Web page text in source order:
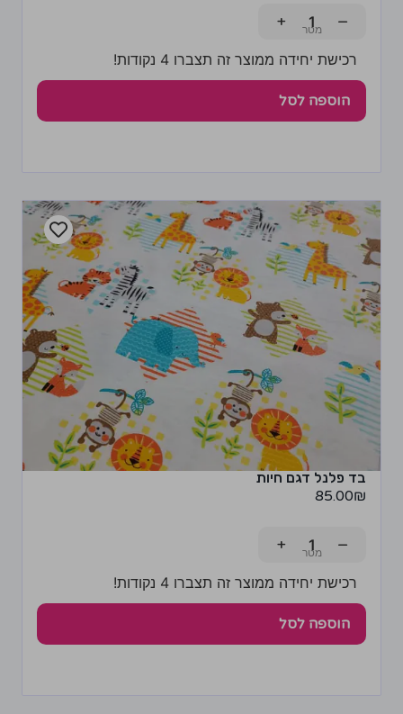
−
+
רכישת יחידה ממוצר זה תצברו 4 נקודות!
הוספה לסל
בד פלנל דגם חיות
85.00₪
−
+
רכישת יחידה ממוצר זה תצברו 4 נקודות!
הוספה לסל